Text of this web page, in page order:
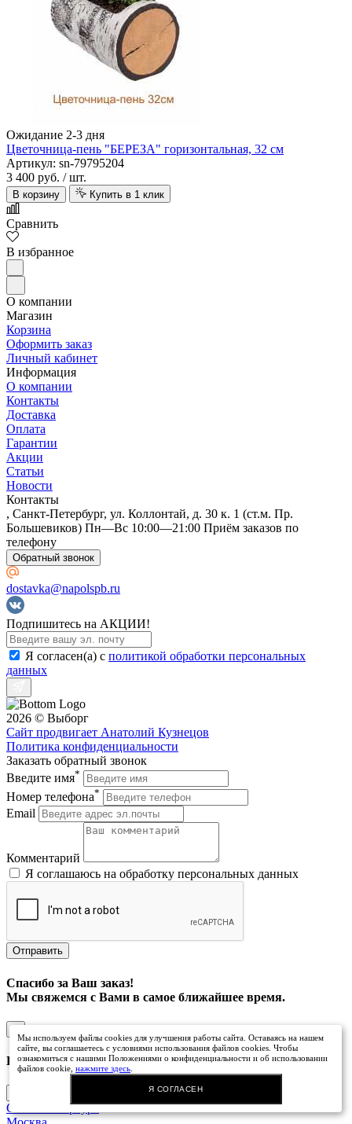
Art East
Balta
Ожидание 2-3 дня
Цветочница-пень "БЕРЕЗА" горизонтальная, 32 см
Артикул: sn-79795204
3 400 руб. / шт.
В корзину Купить в 1 клик
Сравнить
В избранное
О компании
Магазин
Корзина
Оформить заказ
Личный кабинет
Информация
О компании
Контакты
Доставка
Оплата
Гарантии
Акции
Статьи
Новости
Контакты
, Санкт-Петербург, ул. Коллонтай, д. 30 к. 1 (ст.м. Пр.
Большевиков) Пн—Вс 10:00—21:00 Приём заказов по
телефону
Обратный звонок
dostavka@napolspb.ru
Подпишитесь на АКЦИИ!
Я согласен(a) с политикой обработки персональных
данных
2026 © Выборг
Сайт продвигает Анатолий Кузнецов
Политика конфиденциальности
Мы используем файлы cookies для улучшения работы сайта. Оставаясь на нашем
сайте, вы соглашаетесь с условиями использования файлов cookies. Чтобы
ознакомиться с нашими Положениями о конфиденциальности и об использовании
файлов cookie,нажмите здесь
Я СОГЛАСЕН
Заказать обратный звонок
Введите имя*
Номер телефона*
Email
Комментарий
Я соглашаюсь на обработку персональных данных
Отправить
Спасибо за Ваш заказ!
Мы свяжемся с Вами в самое ближайшее время.
Ваш город: Эль-Монте
Санкт-Петербург